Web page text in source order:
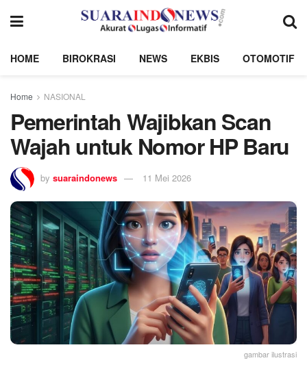
HOME BIROKRASI NEWS EKBIS OTOMOTIF
Home NASIONAL
Pemerintah Wajibkan Scan
Wajah untuk Nomor HP Baru
by suaraindonews 11 Mei 2026
gambar ilustrasi